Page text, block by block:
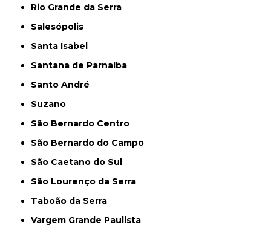
Rio Grande da Serra
Salesópolis
Santa Isabel
Santana de Parnaíba
Santo André
Suzano
São Bernardo Centro
São Bernardo do Campo
São Caetano do Sul
São Lourenço da Serra
Taboão da Serra
Vargem Grande Paulista